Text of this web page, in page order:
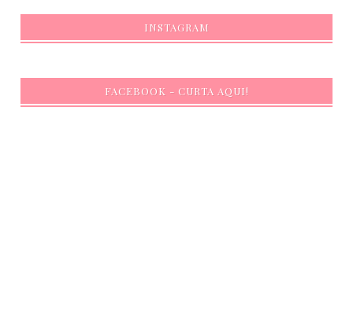
INSTAGRAM
FACEBOOK - CURTA AQUI!